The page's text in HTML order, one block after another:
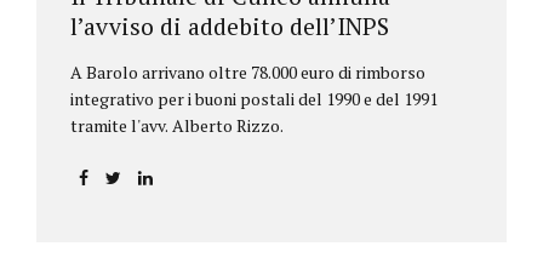
l’avviso di addebito dell’INPS
A Barolo arrivano oltre 78.000 euro di rimborso
integrativo per i buoni postali del 1990 e del 1991
tramite l'avv. Alberto Rizzo.